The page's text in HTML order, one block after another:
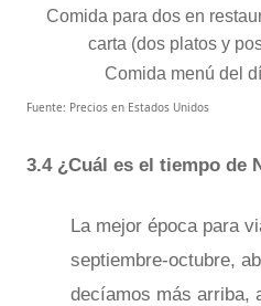
Comida para dos en
carta (dos platos y
Comida menú del
Fuente: Precios en Estados Unidos
3.4 ¿Cuál es el tiempo de
La mejor época para
septiembre-octubre,
decíamos más arriba,